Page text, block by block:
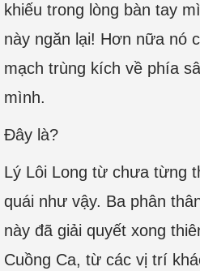
khiếu trong lòng bàn tay
này ngăn lại! Hơn nữa nó
mạch trùng kích về phía
mình.
Đây là?
Lý Lôi Long từ chưa từng
quái như vậy. Ba phân
này đã giải quyết xong
Cuồng Ca, từ các vị trí